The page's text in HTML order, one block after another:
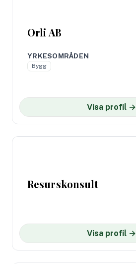
Orli AB
YRKESOMRÅDEN
Bygg
Visa profil →
Resurskonsult
Visa profil →